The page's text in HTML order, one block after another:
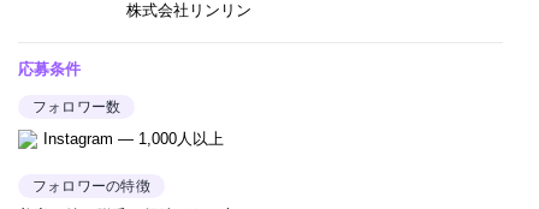
株式会社リンリン
応募条件
フォロワー数
Instagram — 1,000人以上
フォロワーの特徴